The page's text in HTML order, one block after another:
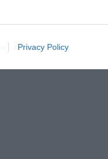
Privacy Policy